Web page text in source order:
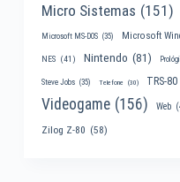
Micro Sistemas (151)
Microsoft MS-DOS (35) Microsoft
NES (41) Nintendo (81)
Steve Jobs (35) Telefone (30) TRS-80
Videogame (156) Web
Zilog Z-80 (58)